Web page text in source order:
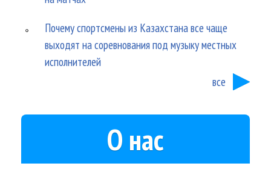
Почему спортсмены из Казахстана все чаще
выходят на соревнования под музыку местных
исполнителей
все
О нас